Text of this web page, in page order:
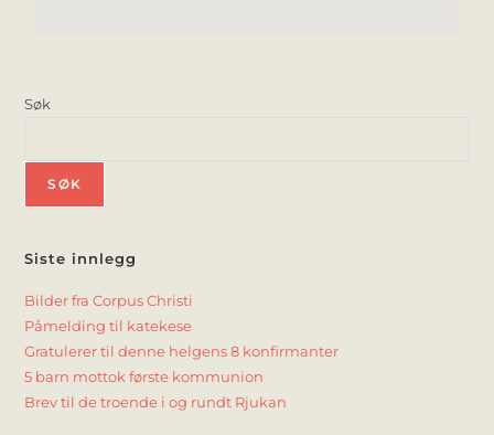
Søk
SØK
Siste innlegg
Bilder fra Corpus Christi
Påmelding til katekese
Gratulerer til denne helgens 8 konfirmanter
5 barn mottok første kommunion
Brev til de troende i og rundt Rjukan